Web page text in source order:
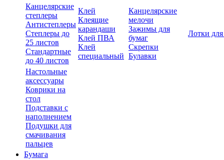
Канцелярские
степлеры
Антистеплеры
Степлеры до
25 листов
Стандартные
до 40 листов
Клей
Клеящие
карандаши
Клей ПВА
Клей
специальный
Канцелярские
мелочи
Зажимы для
бумаг
Скрепки
Булавки
Лотки
Настольные
аксессуары
Коврики на
стол
Подставки с
наполнением
Подушки для
смачивания
пальцев
Бумага